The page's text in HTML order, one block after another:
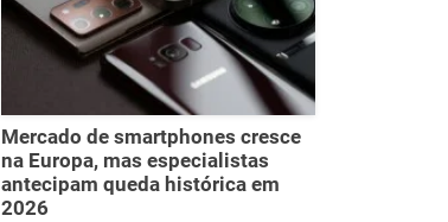
Mercado de smartphones cresce
na Europa, mas especialistas
antecipam queda histórica em
2026